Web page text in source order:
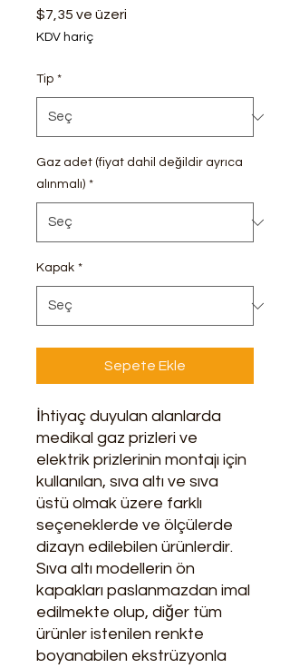
$7,35 ve üzeri
KDV hariç
Tip *
Gaz adet (fiyat dahil değildir ayrıca
alınmalı) *
Kapak *
Sepete Ekle
İhtiyaç duyulan alanlarda
medikal gaz prizleri ve
elektrik prizlerinin montajı için
kullanılan, sıva altı ve sıva
üstü olmak üzere farklı
seçeneklerde ve ölçülerde
dizayn edilebilen ürünlerdir.
Sıva altı modellerin ön
kapakları paslanmazdan imal
edilmekte olup, diğer tüm
ürünler istenilen renkte
boyanabilen ekstrüzyonla